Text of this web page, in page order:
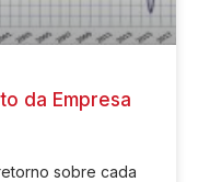
da Empresa
sobre cada